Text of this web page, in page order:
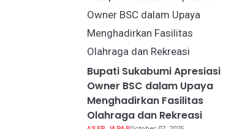
Bupati Sukabumi Apresiasi
Owner BSC dalam Upaya
Menghadirkan Fasilitas
Olahraga dan Rekreasi